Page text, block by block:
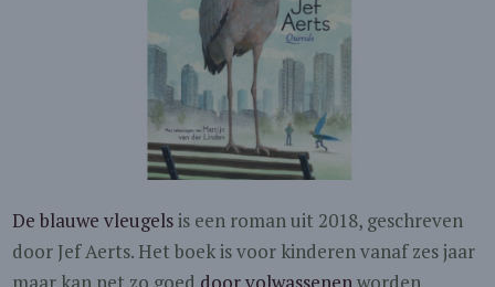
De blauwe vleugelsis een roman uit 2018, geschreven
door Jef Aerts. Het boek is voor kinderen vanaf zes jaar